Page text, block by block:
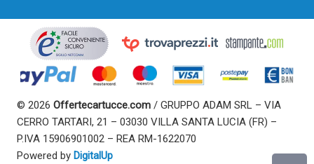
© 2026 Offertecartucce.com / GRUPPO ADAM SRL – VIA
CERRO TARTARI, 21 – 03030 VILLA SANTA LUCIA (FR) –
P.IVA 15906901002 – REA RM-1622070
Powered by DigitalUp